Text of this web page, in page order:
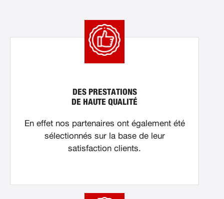
DES PRESTATIONS
DE HAUTE QUALITÉ
En effet nos partenaires ont également été
sélectionnés sur la base de leur
satisfaction clients.